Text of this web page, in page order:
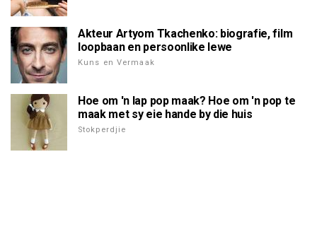
Akteur Artyom Tkachenko: biografie, film
loopbaan en persoonlike lewe
Kuns en Vermaak
Hoe om 'n lap pop maak? Hoe om 'n pop te
maak met sy eie hande by die huis
Stokperdjie